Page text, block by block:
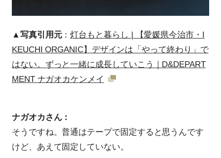
▲写真引用元：灯台もと暮らし | 【愛媛県今治市・I
KEUCHI ORGANIC】デザインは「やって終わり」で
はない。ずっと一緒に成長していこう｜D&DEPART
MENT ナガオカケンメイ
ナガオカさん：
そうですね。普通はテープで固定すると思うんです
けど、あえて固定していない。